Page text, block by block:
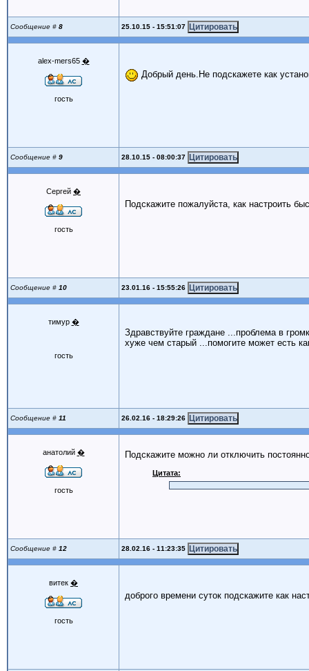
Сообщение # 8 25.10.15 - 15:51:07
alex-mers65 �
гость
Добрый день.Не подскажете как
Сообщение # 9 28.10.15 - 08:00:37
Сергей �
гость
Подскажите пожалуйста, как настроить
Сообщение # 10 23.01.16 - 15:55:26
тимур �
гость
Здравствуйте граждане ...проблема в
хуже чем старый ...помогите может есть
Сообщение # 11 26.02.16 - 18:29:26
анатолий �
гость
Подскажите можно ли отключить
Цитата:
Сообщение # 12 28.02.16 - 11:23:35
витек �
гость
доброго времени суток подскажите как